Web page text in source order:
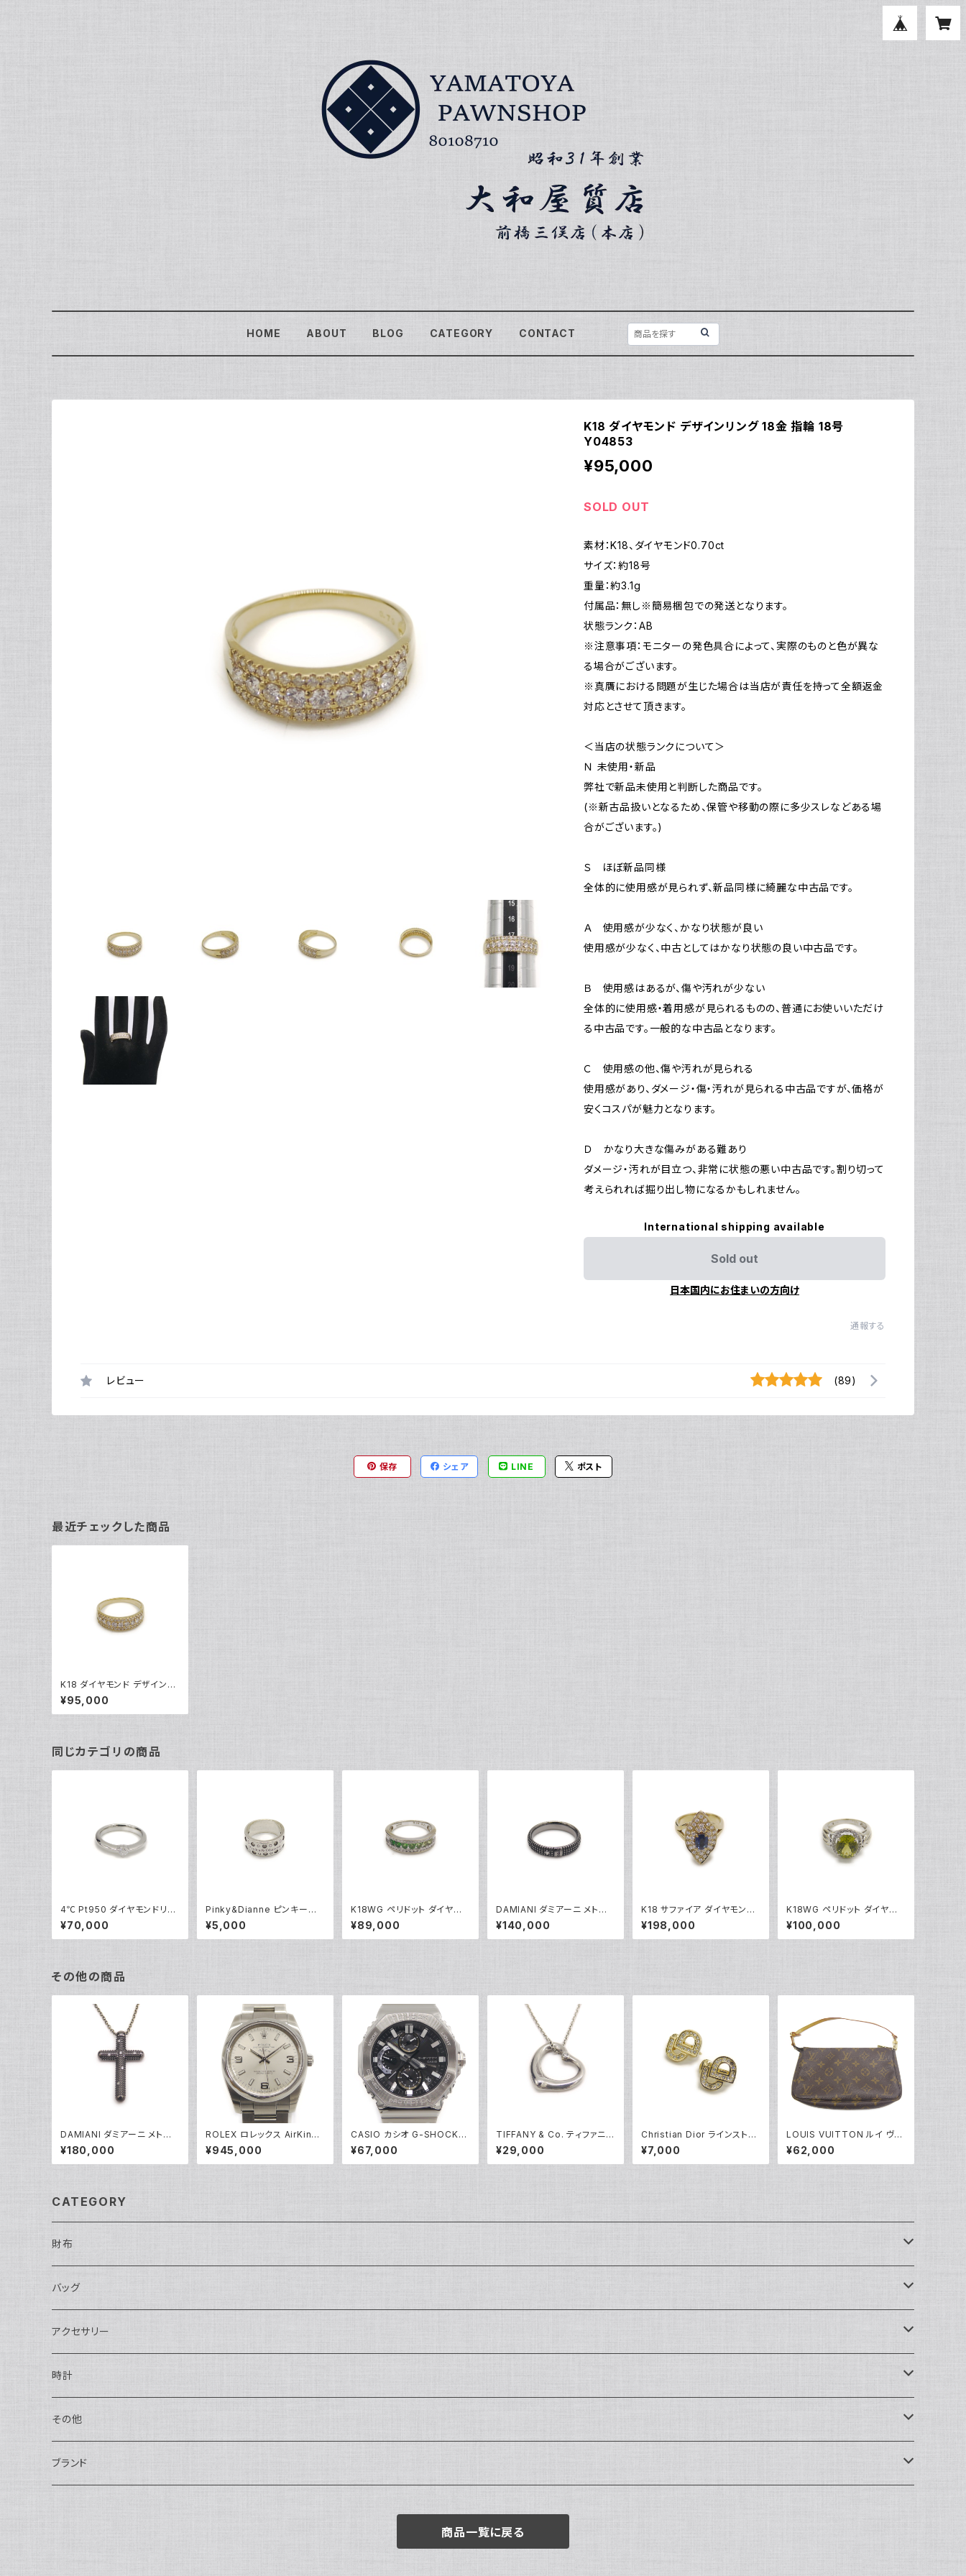
HOME ABOUT BLOG CATEGORY CONTACT
K18 ダイヤモンド デザインリング 18金 指輪 18号
Y04853
¥95,000
SOLD OUT
素材：K18、ダイヤモンド0.70ct
サイズ：約18号
重量：約3.1g
付属品：無し※簡易梱包での発送となります。
状態ランク：AB
※注意事項：モニターの発色具合によって、実際のものと色が異な
る場合がございます。
※真贋における問題が生じた場合は当店が責任を持って全額返金
対応とさせて頂きます。
＜当店の状態ランクについて＞
Ｎ 未使用・新品
弊社で新品未使用と判断した商品です。
(※新古品扱いとなるため、保管や移動の際に多少スレなどある場
合がございます。)
Ｓ ほぼ新品同様
全体的に使用感が見られず、新品同様に綺麗な中古品です。
Ａ 使用感が少なく、かなり状態が良い
使用感が少なく、中古としてはかなり状態の良い中古品です。
Ｂ 使用感はあるが、傷や汚れが少ない
全体的に使用感・着用感が見られるものの、普通にお使いいただけ
る中古品です。一般的な中古品となります。
Ｃ 使用感の他、傷や汚れが見られる
使用感があり、ダメージ・傷・汚れが見られる中古品ですが、価格が
安くコスパが魅力となります。
Ｄ かなり大きな傷みがある難あり
ダメージ・汚れが目立つ、非常に状態の悪い中古品です。割り切って
考えられれば掘り出し物になるかもしれません。
International shipping available
Sold out
日本国内にお住まいの方向け
通報する
レビュー (89)
保存 シェア LINE ポスト
最近チェックした商品
K18 ダイヤモンド デザインリ
ング 18金 指輪 18号 Y0485
3
¥95,000
同じカテゴリの商品
4℃ Pt950 ダイヤモンドリン
グ [True Love] プラチナ 指
輪 8号 Y05242
¥70,000
Pinky&Dianne ピンキーア
ンドダイアン シルバーリング
指輪 9号 Y04624
¥5,000
K18WG ペリドット ダイヤモ
ンド デザインリング 18金 ホ
ワイトゴールド 指輪 12号 Y0
5244
¥89,000
DAMIANI ダミアーニ メトロ
ポリタンドリーム 1Pダイヤモ
ンド リング K18WG 18金 指
輪 17号 Y05256
¥140,000
K18 サファイア ダイヤモンド
デザインリング 18金 指輪 12
号 Y05246
¥198,000
K18WG ペリドット ダイヤモ
ンド デザインリング 18金 ホ
ワイトゴールド 指輪 9号 Y04
916
¥100,000
その他の商品
DAMIANI ダミアーニ メトロ
ポリタンドリーム 6Pダイヤモ
ンド ネックレス K18WG 18金
アズキチェーン Y05255
¥180,000
ROLEX ロレックス AirKing
エアキング 114200 M番 SS
自動巻き シルバー文字盤 Y0
5156
¥945,000
CASIO カシオ G-SHOCK
ジーショック GMC-B2100D
-1AJF フルメタルクロノグラフ
ソーラー電波時計 モバイルリ
¥67,000
TIFFANY & Co. ティファニー
エレサペレッティ オープンハ
ート 1Pダイヤ ペンダント ネッ
クレス シルバー925 アズキチ
¥29,000
Christian Dior ラインストー
ン CDロゴ クリップイヤリング
※石抜けあり Y05247
¥7,000
LOUIS VUITTON ルイ ヴィ
トン ポシェット アクセソワー
ル ポーチ モノグラム M5198
0 Y05227
¥62,000
CATEGORY
財布
長財布
二つ折り
バッグ
ショルダーバッグ・ボディバッグ
ハンドバッグ・ポーチ
トートバッグ
バックパック・リュックサック
アクセサリー
ネックレス
指輪
ピアス・イヤリング
時計
アナログ・機械式
アナログ・クォーツ
その他
ペン・万年筆
ブランド
商品一覧に戻る